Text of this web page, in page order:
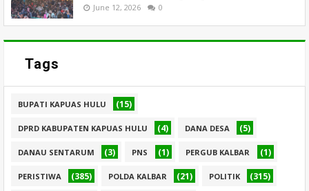
June 12, 2026 0
Tags
BUPATI KAPUAS HULU (15)
DPRD KABUPATEN KAPUAS HULU (4) DANA DESA (5)
DANAU SENTARUM (3) PNS (1) PERGUB KALBAR (1)
PERISTIWA (385) POLDA KALBAR (21) POLITIK (315)